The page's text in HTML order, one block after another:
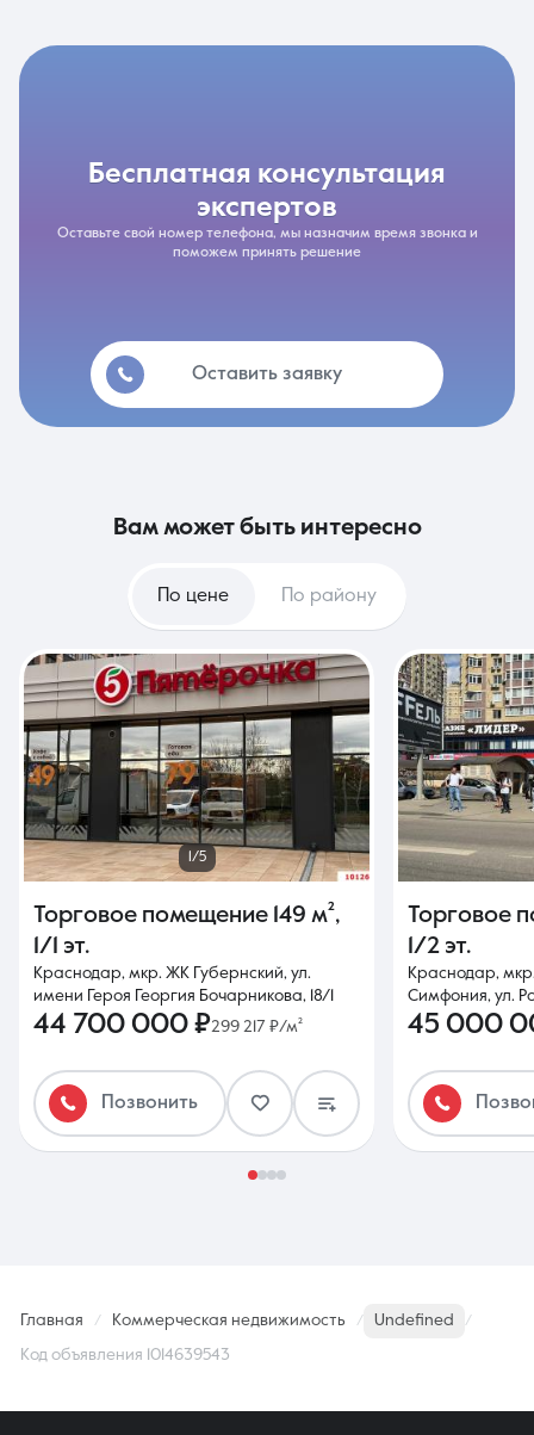
бесплатная консультация
экспертов
Оставьте свой номер телефона, мы назначим время звонка и
поможем принять решение
Оставить заявку
вам может быть интересно
По цене По району
1/5
Торговое помещение 149 м²,
1/1 эт.
Краснодар, мкр. ЖК Губернский, ул.
имени Героя Георгия Бочарникова, 18/1
44 700 000 ₽299 217 ₽/м²
Позвонить
Торговое
1/2 эт.
Краснодар,
Симфония, ул.
45 000
Главная Коммерческая недвижимость Undefined
Код объявления 1014639543